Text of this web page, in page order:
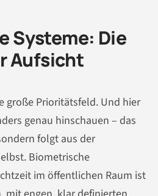
Systeme: Die
Aufsicht
große Prioritätsfeld. Und hier
genau hinschauen – das
folgt aus der
Biometrische
im öffentlichen Raum ist